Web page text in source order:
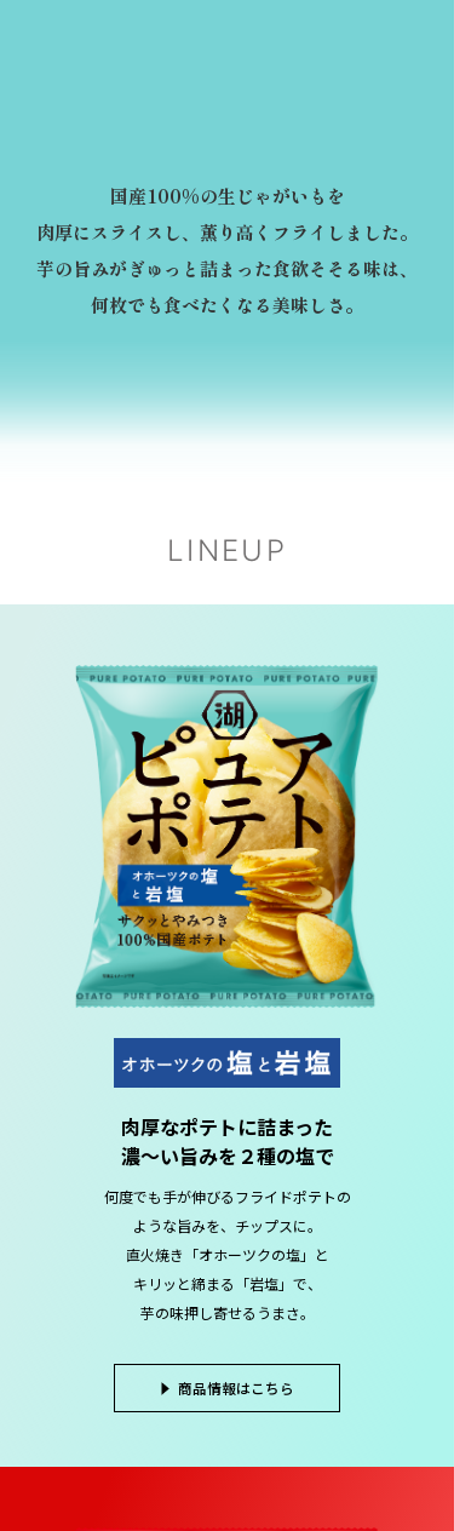
国産100%の生じゃがいもを
肉厚にスライスし、薫り高くフライしました。
芋の旨みがぎゅっと詰まった食欲そそる味は、
何枚でも食べたくなる美味しさ。
LINEUP
肉厚なポテトに詰まった
濃～い旨みを２種の塩で
何度でも手が伸びるフライドポテトの
ような旨みを、チップスに。
直火焼き「オホーツクの塩」と
キリッと締まる「岩塩」で、
芋の味押し寄せるうまさ。
商品情報はこちら